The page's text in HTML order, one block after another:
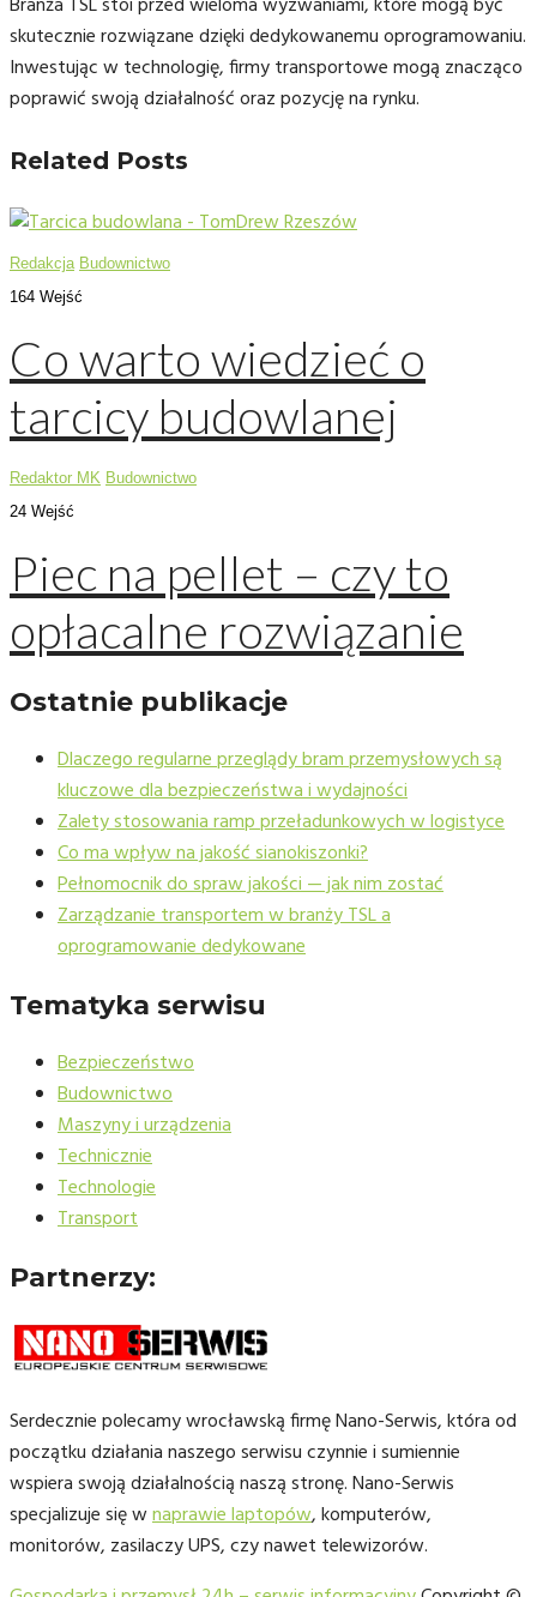
skutecznie rozwiązane dzięki dedykowanemu oprogramowaniu.
Inwestując w technologię, firmy transportowe mogą znacząco
poprawić swoją działalność oraz pozycję na rynku.
Related Posts
Redakcja Budownictwo
164 Wejść
Co warto wiedzieć o
tarcicy budowlanej
Redaktor MK Budownictwo
24 Wejść
Piec na pellet – czy to
opłacalne rozwiązanie
Ostatnie publikacje
Dlaczego regularne przeglądy bram przemysłowych są
kluczowe dla bezpieczeństwa i wydajności
Zalety stosowania ramp przeładunkowych w logistyce
Co ma wpływ na jakość sianokiszonki?
Pełnomocnik do spraw jakości — jak nim zostać
Zarządzanie transportem w branży TSL a
oprogramowanie dedykowane
Tematyka serwisu
Bezpieczeństwo
Budownictwo
Maszyny i urządzenia
Technicznie
Technologie
Transport
Partnerzy:
Serdecznie polecamy wrocławską firmę Nano-Serwis, która od
początku działania naszego serwisu czynnie i sumiennie
wspiera swoją działalnością naszą stronę. Nano-Serwis
specjalizuje się wnaprawie laptopów, komputerów,
monitorów, zasilaczy UPS, czy nawet telewizorów.